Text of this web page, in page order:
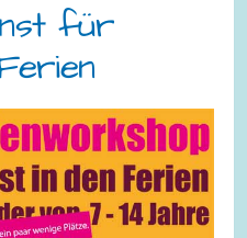
für